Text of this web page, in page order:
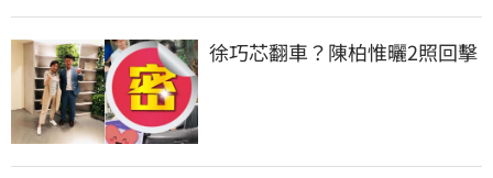
徐巧芯翻車？陳柏惟曬2照回擊